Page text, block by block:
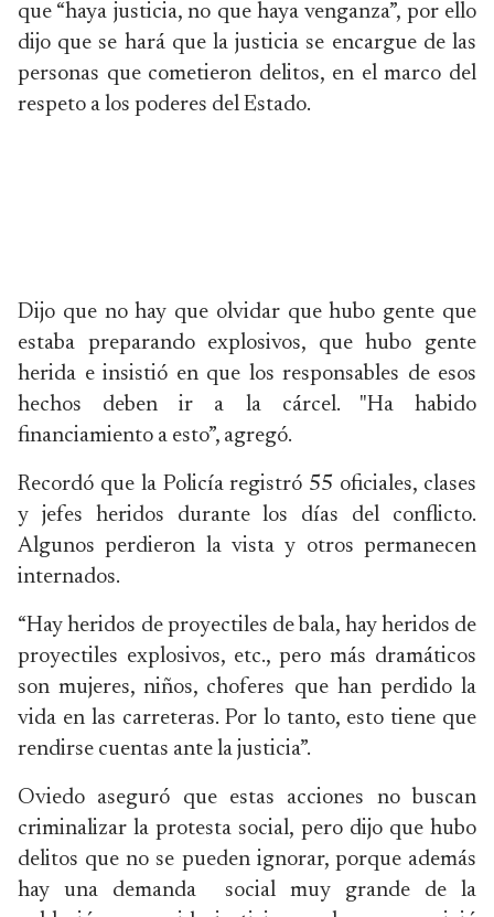
que “haya justicia, no que haya venganza”, por ello
dijo que se hará que la justicia se encargue de las
personas que cometieron delitos, en el marco del
respeto a los poderes del Estado.
Dijo que no hay que olvidar que hubo gente que
estaba preparando explosivos, que hubo gente
herida e insistió en que los responsables de esos
hechos deben ir a la cárcel. "Ha habido
financiamiento a esto”, agregó.
Recordó que la Policía registró 55 oficiales, clases
y jefes heridos durante los días del conflicto.
Algunos perdieron la vista y otros permanecen
internados.
“Hay heridos de proyectiles de bala, hay heridos de
proyectiles explosivos, etc., pero más dramáticos
son mujeres, niños, choferes que han perdido la
vida en las carreteras. Por lo tanto, esto tiene que
rendirse cuentas ante la justicia”.
Oviedo aseguró que estas acciones no buscan
criminalizar la protesta social, pero dijo que hubo
delitos que no se pueden ignorar, porque además
hay una demanda social muy grande de la